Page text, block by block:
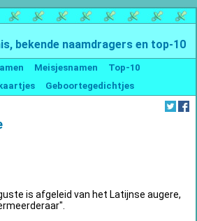
bekende naamdragers en top-10
Meisjesnamen
Top-10
Geboortegedichtjes
is afgeleid van het Latijnse augere,